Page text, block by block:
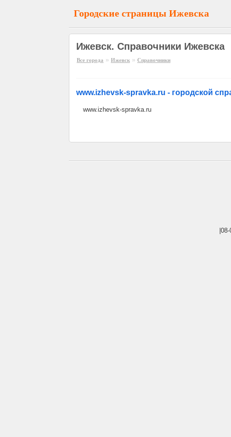
Городские страницы Ижевска
Ижевск. Справочники Ижевска
Все города » Ижевск » Справочники
www.izhevsk-spravka.ru - городской
www.izhevsk-spravka.ru